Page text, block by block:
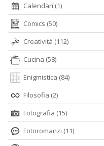
Calendari (1)
Comics (50)
Creatività (112)
Cucina (58)
Enigmistica (84)
Filosofia (2)
Fotografia (15)
Fotoromanzi (11)